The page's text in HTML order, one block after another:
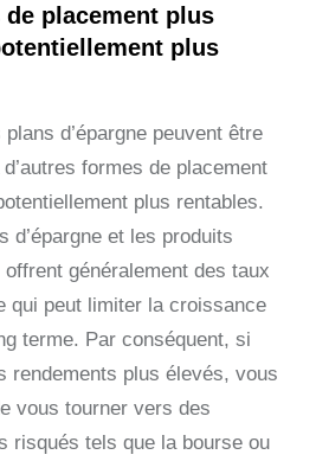
de placement plus
plus
d’épargne peuvent être
formes de placement
plus rentables.
d’épargne et les produits
offrent généralement des taux
qui peut limiter la croissance
terme. Par conséquent, si
rendements plus élevés, vous
vous tourner vers des
risqués tels que la bourse ou